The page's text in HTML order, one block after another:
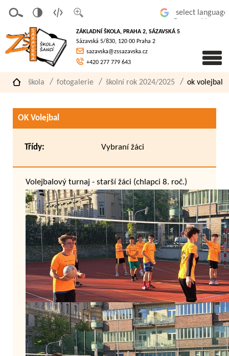
písmo
á
verze
pro
slaboz
raké
ZÁKLADNÍ ŠKOLA, PRAHA 2, SÁZAVSKÁ 5
Sázavská 5/830, 120 00 Praha 2
sazavska@zssazavska.cz
+420 277 779 643
škola fotogalerie školní rok 2024/2025 ok volejbal
OK Volejbal
Třídy: Vybraní žáci
Volejbalový turnaj - starší žáci (chlapci 8. roč.)